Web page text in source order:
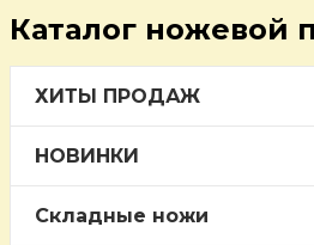
Каталог ножевой
ХИТЫ ПРОДАЖ
НОВИНКИ
Складные ножи